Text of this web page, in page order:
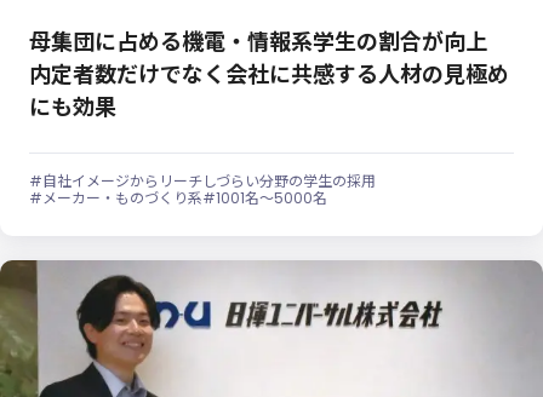
母集団に占める機電・情報系学生の割合が向上
内定者数だけでなく会社に共感する人材の見極め
にも効果
#自社イメージからリーチしづらい分野の学生の採用
#メーカー・ものづくり系#1001名～5000名